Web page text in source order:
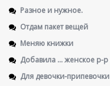
Разное и нужное.
Отдам пакет вещей
Меняю книжки
Добавила ... женское р-
Для девочки-